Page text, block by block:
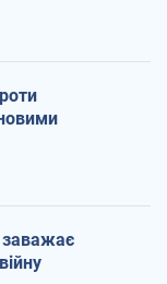
заважає